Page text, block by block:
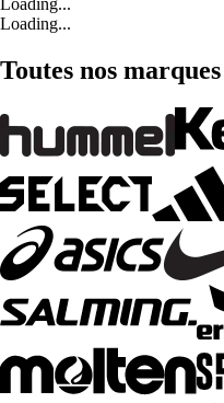
Loading...
Loading...
Toutes nos marques